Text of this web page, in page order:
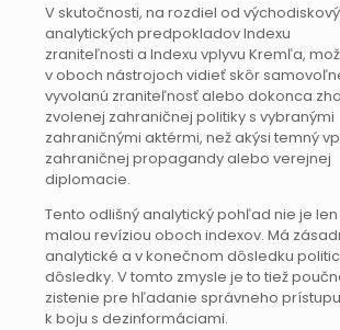
V skutočnosti, na rozdiel od
analytických predpokladov Indexu
zraniteľnosti a Indexu vplyvu Kremľa,
v oboch nástrojoch vidieť skôr
vyvolanú zraniteľnosť alebo dokonca
zvolenej zahraničnej politiky s vybranými
zahraničnými aktérmi, než akýsi temný
zahraničnej propagandy alebo verejnej
diplomacie.
Tento odlišný analytický pohľad nie je len
malou revíziou oboch indexov. Má
analytické a v konečnom dôsledku
dôsledky. V tomto zmysle je to tiež
zistenie pre hľadanie správneho prístupu
k boju s dezinformáciami.